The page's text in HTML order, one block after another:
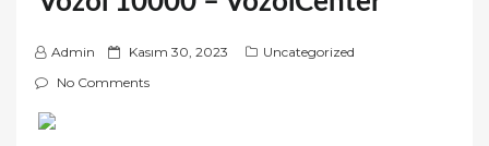
Admin
P
o
Kasım 30, 2023
Uncategorized
No Comments